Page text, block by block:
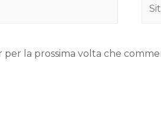
per la prossima volta che